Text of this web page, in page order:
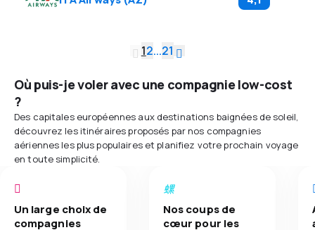
12...21
Où puis-je voler avec une compagnie low-cost
?
Des capitales européennes aux destinations baignées de soleil,
découvrez les itinéraires proposés par nos compagnies
aériennes les plus populaires et planifiez votre prochain voyage
en toute simplicité.
Un large choix de
compagnies
Nos coups de
cœur pour les